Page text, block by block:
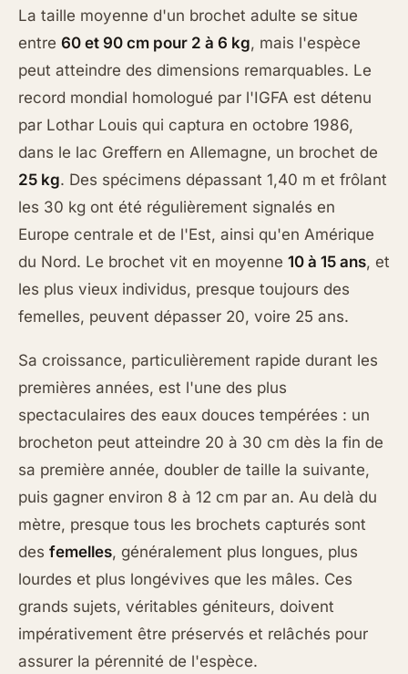
La taille moyenne d'un brochet adulte se situe
entre 60 et 90 cm pour 2 à 6 kg, mais l'espèce
peut atteindre des dimensions remarquables. Le
record mondial homologué par l'IGFA est détenu
par Lothar Louis qui captura en octobre 1986,
dans le lac Greffern en Allemagne, un brochet de
25 kg. Des spécimens dépassant 1,40 m et frôlant
les 30 kg ont été régulièrement signalés en
Europe centrale et de l'Est, ainsi qu'en Amérique
du Nord. Le brochet vit en moyenne 10 à 15 ans, et
les plus vieux individus, presque toujours des
femelles, peuvent dépasser 20, voire 25 ans.
Sa croissance, particulièrement rapide durant les
premières années, est l'une des plus
spectaculaires des eaux douces tempérées : un
brocheton peut atteindre 20 à 30 cm dès la fin de
sa première année, doubler de taille la suivante,
puis gagner environ 8 à 12 cm par an. Au delà du
mètre, presque tous les brochets capturés sont
des femelles, généralement plus longues, plus
lourdes et plus longévives que les mâles. Ces
grands sujets, véritables géniteurs, doivent
impérativement être préservés et relâchés pour
assurer la pérennité de l'espèce.